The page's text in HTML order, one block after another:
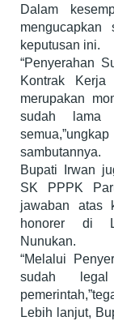
Dalam
keputusan ini.
“Penyerahan
Kontrak
merupakan
sudah lama
sambutannya.
Bupati Irwan
SK PPPK
jawaban atas
honorer di
Nunukan.
“Melalui
sudah
Lebih lanjut,